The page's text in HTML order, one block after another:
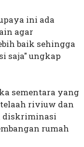
ini ada
agar
baik sehingga
saja" ungkap
sementara yang
riviuw dan
diskriminasi
rumah